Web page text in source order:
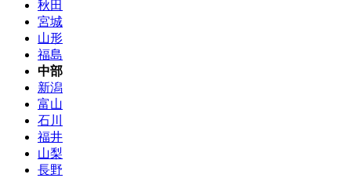
秋田
宮城
山形
福島
中部
新潟
富山
石川
福井
山梨
長野